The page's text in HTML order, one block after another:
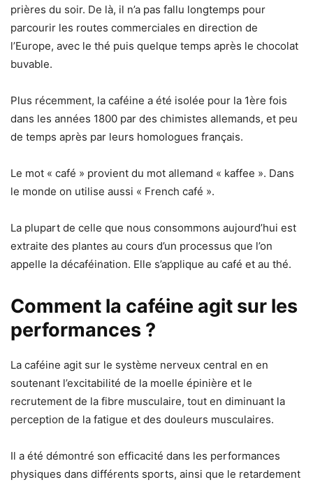
prières du soir. De là, il n’a pas fallu longtemps pour
parcourir les routes commerciales en direction de
l’Europe, avec le thé puis quelque temps après le chocolat
buvable.
Plus récemment, la caféine a été isolée pour la 1ère fois
dans les années 1800 par des chimistes allemands, et peu
de temps après par leurs homologues français.
Le mot « café » provient du mot allemand « kaffee ». Dans
le monde on utilise aussi « French café ».
La plupart de celle que nous consommons aujourd’hui est
extraite des plantes au cours d’un processus que l’on
appelle la décaféination. Elle s’applique au café et au thé.
Comment la caféine agit sur les
performances ?
La caféine agit sur le système nerveux central en en
soutenant l’excitabilité de la moelle épinière et le
recrutement de la fibre musculaire, tout en diminuant la
perception de la fatigue et des douleurs musculaires.
Il a été démontré son efficacité dans les performances
physiques dans différents sports, ainsi que le retardement